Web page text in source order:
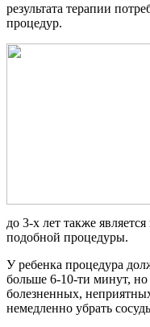
результата терапии
процедур.
до 3-х лет также
подобной процедуры.
У ребенка процедура
больше 6-10-ти минут,
болезненных,
немедленно убрать